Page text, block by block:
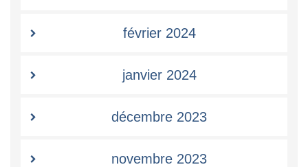
février 2024
janvier 2024
décembre 2023
novembre 2023